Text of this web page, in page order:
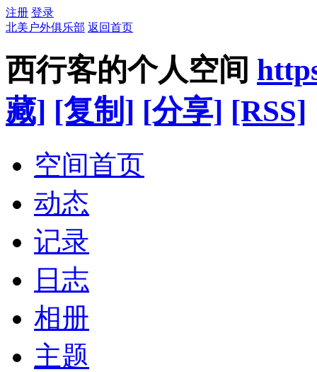
注册 登录
北美户外俱乐部 返回首页
西行客的个人空间
藏] [复制] [分享] [RSS]
空间首页
动态
记录
日志
相册
主题